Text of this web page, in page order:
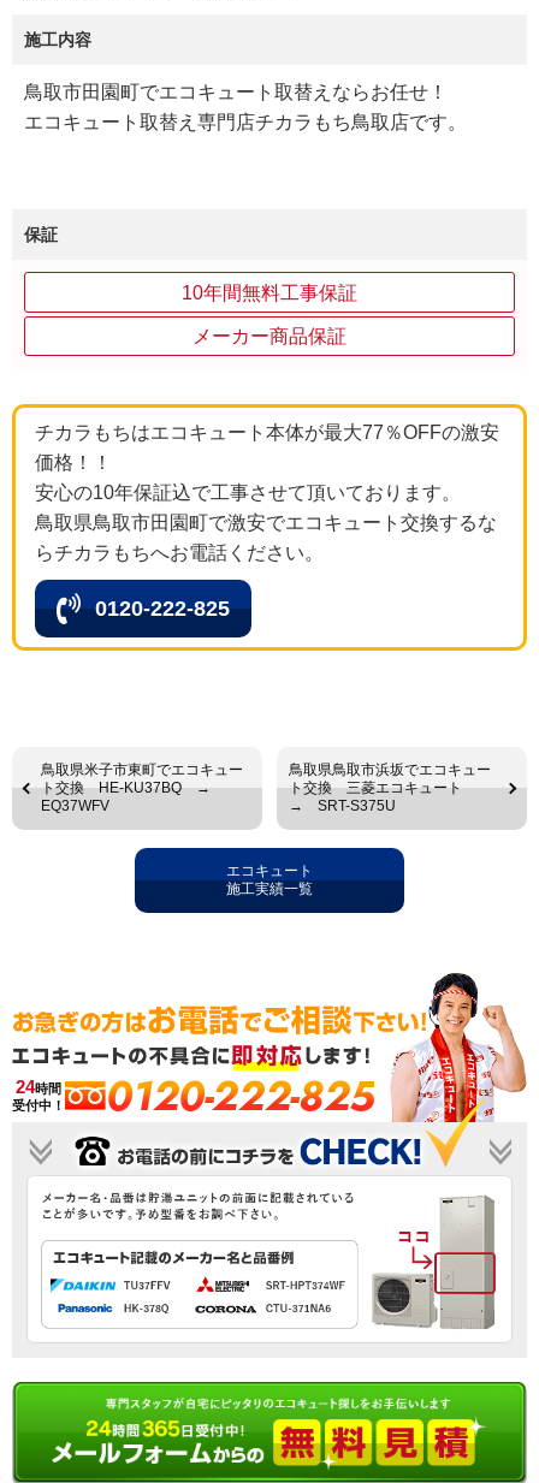
施工内容
鳥取市田園町でエコキュート取替えならお任せ！
エコキュート取替え専門店チカラもち鳥取店です。
保証
10年間無料工事保証
メーカー商品保証
チカラもちはエコキュート本体が最大77％OFFの激安
価格！！
安心の10年保証込で工事させて頂いております。
鳥取県鳥取市田園町で激安でエコキュート交換するな
らチカラもちへお電話ください。
0120-222-825
鳥取県米子市東町でエコキュー
ト交換 HE-KU37BQ →
EQ37WFV
鳥取県鳥取市浜坂でエコキュー
ト交換 三菱エコキュート
→ SRT-S375U
エコキュート
施工実績一覧
24時間
受付中！
0120-222-825